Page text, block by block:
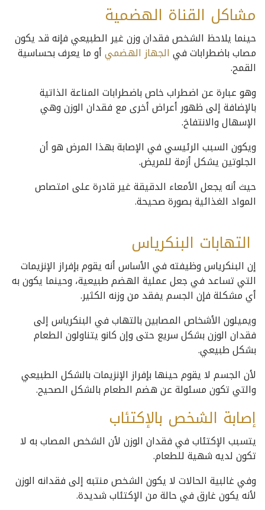
مشاكل القناة الهضمية
حينما يلاحظ الشخص فقدان وزن غير الطبيعي فإنه قد يكون
مصاب باضطرابات في الجهاز الهضميأو ما يعرف بحساسية
القمح.
وهو عبارة عن اضطراب خاص باضطرابات المناعة الذاتية
بالإضافة إلى ظهور أعراض أخرى مع فقدان الوزن وهي
الإسهال والانتفاخ.
ويكون السبب الرئيسي في الإصابة بهذا المرض هو أن
الجلوتين يشكل أزمة للمريض.
حيث أنه يجعل الأمعاء الدقيقة غير قادرة على امتصاص
المواد الغذائية بصورة صحيحة.
التهابات البنكرياس
إن البنكرياس وظيفته في الأساس أنه يقوم بإفراز الإنزيمات
التي تساعد في جعل عملية الهضم طبيعية، وحينما يكون به
أي مشكلة فإن الجسم يفقد من وزنه الكثير.
ويميلون الأشخاص المصابين بالتهاب في البنكرياس إلى
فقدان الوزن بشكل سريع حتى وإن كانو يتناولون الطعام
بشكل طبيعي.
لأن الجسم لا يقوم حينها بإفراز الإنزيمات بالشكل الطبيعي
والتي تكون مسئولة عن هضم الطعام بالشكل الصحيح.
إصابة الشخص بالإكتئاب
يتسبب الإكتئاب في فقدان الوزن لأن الشخص المصاب به لا
تكون لديه شهية للطعام.
وفي غالبية الحالات لا يكون الشخص منتبه إلى فقدانه الوزن
لأنه يكون غارق في حالة من الإكتئاب شديدة.